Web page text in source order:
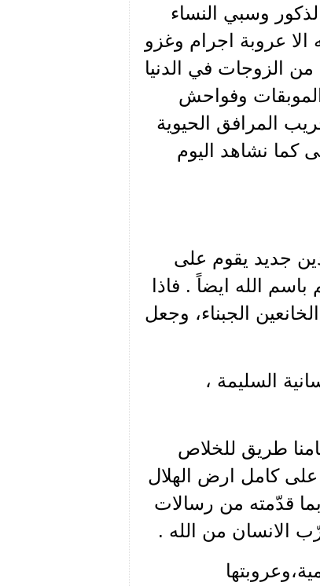
وسبي النساء
عروبة اجرام وغزو
الزوجات في الدنيا
وفواحش
المرافق الحيوية
كما نشاهد اليوم
دين جديد يقوم على
الله ايضاً . فاذا
الجبناء، وجعل
السليمة ،
طريق للخلاص
على كامل ارض الهلال
قدّمته من رسالات
الانسان من الله .